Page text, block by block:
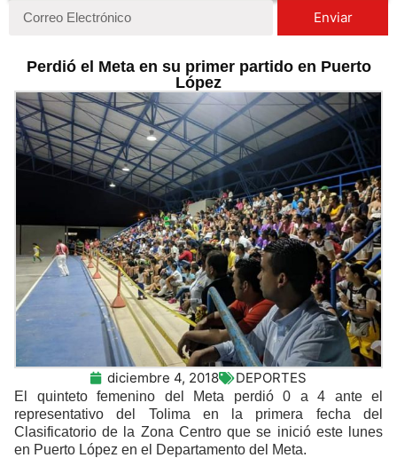
Enviar
Perdió el Meta en su primer partido en Puerto
López
diciembre 4, 2018 DEPORTES
El quinteto femenino del Meta perdió 0 a 4 ante el
representativo del Tolima en la primera fecha del
Clasificatorio de la Zona Centro que se inició este lunes
en Puerto López en el Departamento del Meta.